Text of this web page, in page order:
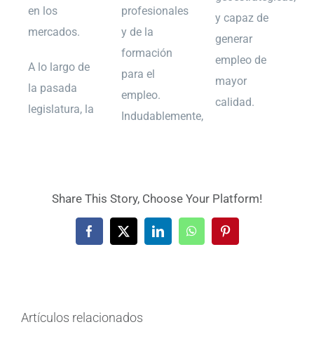
en los
mercados.
A lo largo de
la pasada
legislatura, la
profesionales
y de la
formación
para el
empleo.
Indudablemente,
y capaz de
generar
empleo de
mayor
calidad.
Share This Story, Choose Your Platform!
Facebook
X LinkedInWhatsAppPinterest
Artículos relacionados